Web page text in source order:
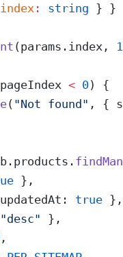
index : string } }
(params.index,
pageIndex < 0) {
( "Not found" , {
},
true },
"desc"
},
,